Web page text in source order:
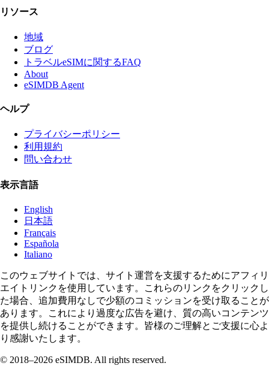
リソース
地域
ブログ
トラベルeSIMに関するFAQ
About
eSIMDB Agent
ヘルプ
プライバシーポリシー
利用規約
問い合わせ
表示言語
English
日本語
Français
Española
Italiano
このウェブサイトでは、サイト運営を支援するためにアフィリ
エイトリンクを使用しています。これらのリンクをクリックし
た場合、追加費用なしで少額のコミッションを受け取ることが
あります。これにより過度な広告を避け、質の高いコンテンツ
を提供し続けることができます。皆様のご理解とご支援に心よ
り感謝いたします。
© 2018–2026 eSIMDB. All rights reserved.